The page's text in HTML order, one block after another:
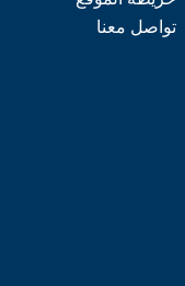
تواصل معنا